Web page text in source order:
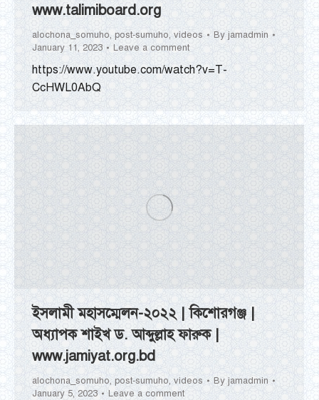
www.talimiboard.org
alochona_somuho, post-sumuho, videos By jamadmin
January 11, 2023
Leave a comment
https://www.youtube.com/watch?v=T-
CcHWL0AbQ
ইসলামী মহাসম্মেলন-২০২২ | কিশোরগঞ্জ |
অধ্যাপক শাইখ ড. আব্দুল্লাহ ফারুক |
www.jamiyat.org.bd
alochona_somuho, post-sumuho, videos By jamadmin
January 5, 2023
Leave a comment